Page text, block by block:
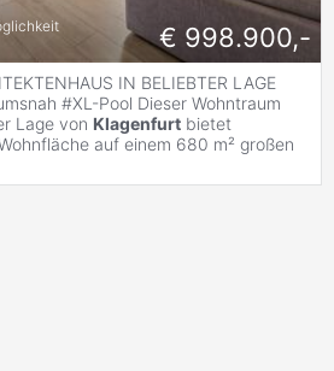
€ 998.900,-
IN BELIEBTER LAGE
#XL-Pool Dieser Wohntraum
Lage von Klagenfurt bietet
auf einem 680 m² großen